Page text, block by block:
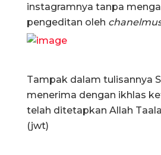
instagramnya tanpa
pengeditan oleh
Tampak dalam tulisannya
menerima dengan ikhlas
telah ditetapkan Allah
(jwt)